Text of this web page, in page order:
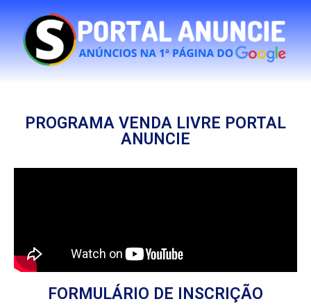
PROGRAMA VENDA LIVRE PORTAL
ANUNCIE
FORMULÁRIO DE INSCRIÇÃO